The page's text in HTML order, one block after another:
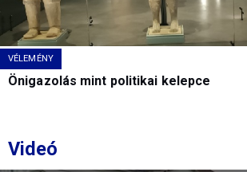
VÉLEMÉNY
Önigazolás mint politikai kelepce
Videó